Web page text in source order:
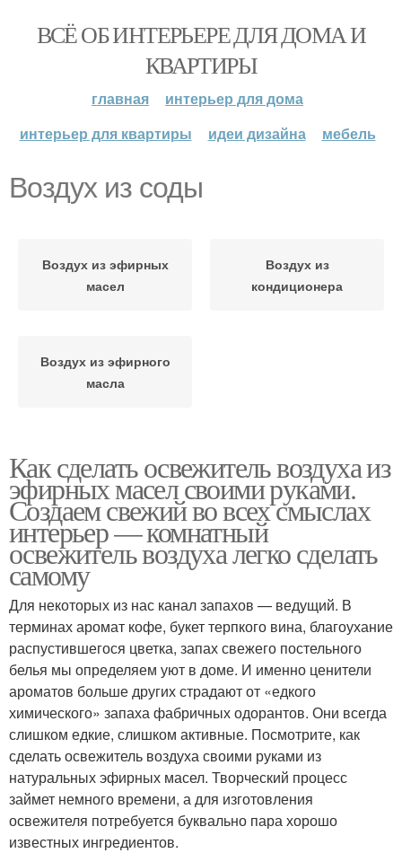
ВСЁ ОБ ИНТЕРЬЕРЕ ДЛЯ ДОМА И
КВАРТИРЫ
главная
интерьер для дома
интерьер для квартиры
идеи дизайна мебель
Воздух из соды
Воздух из эфирных
масел
Воздух из
кондиционера
Воздух из эфирного
масла
Как сделать освежитель воздуха из
эфирных масел своими руками.
Создаем свежий во всех смыслах
интерьер — комнатный
освежитель воздуха легко сделать
самому
Для некоторых из нас канал запахов — ведущий. В
терминах аромат кофе, букет терпкого вина, благоухание
распустившегося цветка, запах свежего постельного
белья мы определяем уют в доме. И именно ценители
ароматов больше других страдают от «едкого
химического» запаха фабричных одорантов. Они всегда
слишком едкие, слишком активные. Посмотрите, как
сделать освежитель воздуха своими руками из
натуральных эфирных масел. Творческий процесс
займет немного времени, а для изготовления
освежителя потребуется буквально пара хорошо
известных ингредиентов.